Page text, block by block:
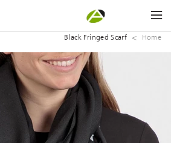
Home
Black Fringed Scarf